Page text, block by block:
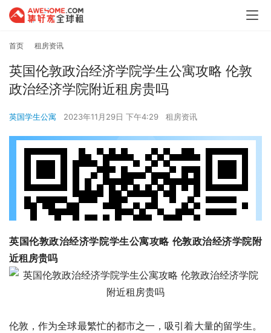
首页 租房资讯
英国伦敦政治经济学院学生公寓攻略 伦敦
政治经济学院附近租房贵吗
英国学生公寓 2023年11月29日 下午4:29 租房资讯
英国伦敦政治经济学院学生公寓攻略 伦敦政治经济学院附
近租房贵吗
伦敦，作为全球最繁忙的都市之一，吸引着大量的留学生。